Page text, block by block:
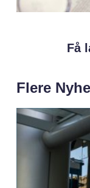
Få
Flere